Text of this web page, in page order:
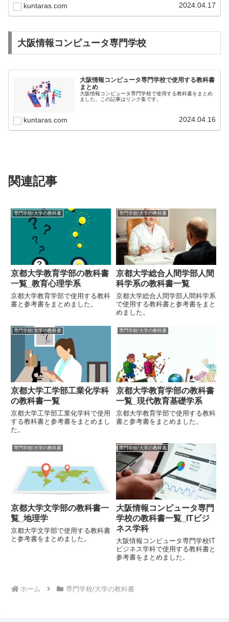
kuntaras.com 2024.04.17
大阪情報コンピュータ専門学校
大阪情報コンピュータ専門学校で使用する教科書
まとめ
大阪情報コンピュータ専門学校で使用する教科書をまとめ
ました。この記事はリンク集です。
kuntaras.com 2024.04.16
関連記事
専門学校/大学の教科書
京都大学教育学部の教科書
一覧_教育心理学系
京都大学教育学部で使用する教科
書と参考書をまとめました。
専門学校/大学の教科書
京都大学総合人間学部人間
科学系の教科書一覧
京都大学総合人間学部人間科学系
で使用する教科書と参考書をまと
めました。
専門学校/大学の教科書
京都大学工学部工業化学科
の教科書一覧
京都大学工学部工業化学科で使用
する教科書と参考書をまとめまし
た。
専門学校/大学の教科書
京都大学教育学部の教科書
一覧_現代教育基礎学系
京都大学教育学部で使用する教科
書と参考書をまとめました。
専門学校/大学の教科書
京都大学文学部の教科書一
覧_地理学
京都大学文学部で使用する教科書
と参考書をまとめました。
専門学校/大学の教科書
大阪情報コンピュータ専門
学校の教科書一覧_ITビジ
ネス学科
大阪情報コンピュータ専門学校IT
ビジネス学科で使用する教科書と
参考書をまとめました。
ホーム 専門学校/大学の教科書